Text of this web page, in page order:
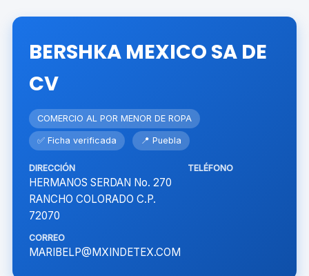
BERSHKA MEXICO SA DE
CV
COMERCIO AL POR MENOR DE ROPA
✅ Ficha verificada 📍 Puebla
DIRECCIÓN
HERMANOS SERDAN No. 270
RANCHO COLORADO C.P.
72070
TELÉFONO
CORREO
MARIBELP@MXINDETEX.COM